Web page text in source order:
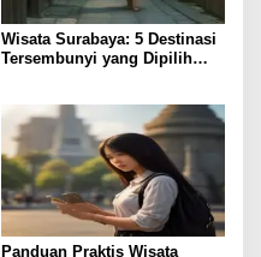
Wisata Surabaya: 5 Destinasi
Tersembunyi yang Dipilih
Panduan Praktis Wisata